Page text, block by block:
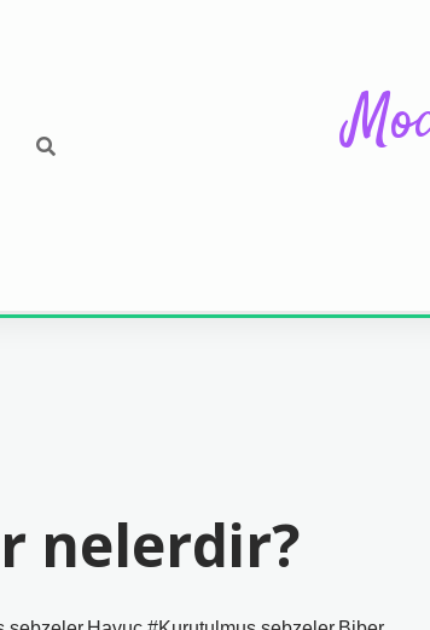
nelerdir?